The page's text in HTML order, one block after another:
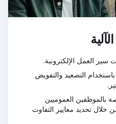
سير العمل الإلكترونية.
التصعيد والتفويض
بالموظفين العموميين
خلال تحديد معايير التفاوت